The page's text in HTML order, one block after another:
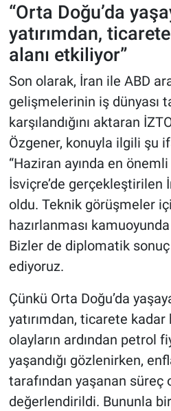
“Orta Doğu’da
yatırımdan,
alanı etkiliyor”
Son olarak, İran ile ABD
gelişmelerinin iş dünyası
karşılandığını aktaran
Özgener, konuyla ilgili şu
“Haziran ayında en
İsviçre’de gerçekleştirilen
oldu. Teknik görüşmeler
hazırlanması
Bizler de diplomatik sonuç
ediyoruz.
Çünkü Orta Doğu’da
yatırımdan, ticarete kadar
olayların ardından petrol
yaşandığı gözlenirken,
tarafından yaşanan süreç
değerlendirildi. Bununla